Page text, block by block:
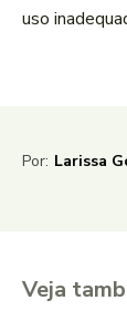
uso
Por: Larissa
Veja